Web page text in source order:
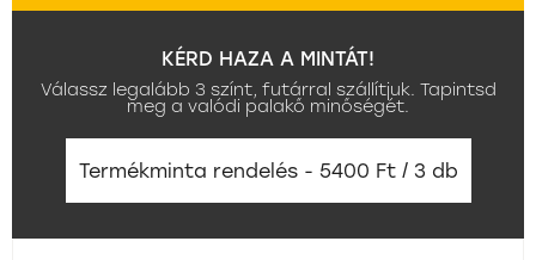
KÉRD HAZA A MINTÁT!
Válassz legalább 3 színt, futárral szállítjuk. Tapintsd
meg a valódi palakő minőségét.
Termékminta rendelés - 5400 Ft / 3 db